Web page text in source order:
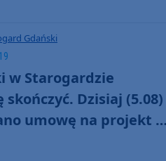
Gdański
19
w Starogardzie
Dzisiaj (5.08)
umowę na projekt i